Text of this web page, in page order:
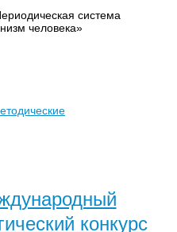
система
человека»
конкурс